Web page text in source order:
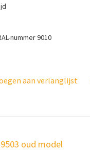
nummer 9010
aan verlanglijst
oud model